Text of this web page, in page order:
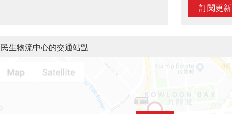
訂閱更新
民生物流中心的交通站點